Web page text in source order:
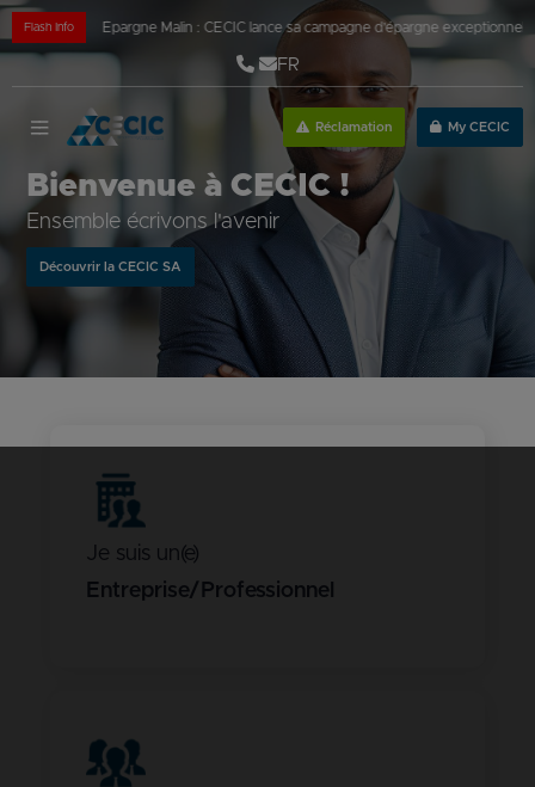
Flash Info
fêtes|Épargne Malin : CECIC lance sa campagne d’épargne exceptionnelle!|
FR
Réclamation My CECIC
Bienvenue à CECIC !
Ensemble écrivons l'avenir
Découvrir la CECIC SA
Je suis un(e)
Entreprise/Professionnel